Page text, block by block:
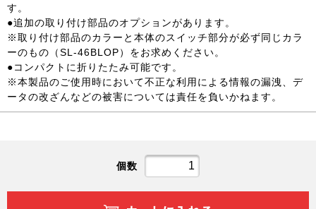
す。
●追加の取り付け部品のオプションがあります。
※取り付け部品のカラーと本体のスイッチ部分が必ず同じカラ
ーのもの（SL-46BLOP）をお求めください。
●コンパクトに折りたたみ可能です。
※本製品のご使用時において不正な利用による情報の漏洩、デ
ータの改ざんなどの被害については責任を負いかねます。
個数